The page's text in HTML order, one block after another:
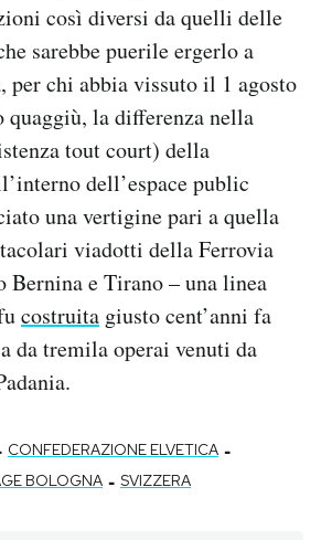
così diversi da quelli delle
sarebbe puerile ergerlo a
per chi abbia vissuto il 1 agosto
quaggiù, la differenza nella
tout court) della
dell’espace public
una vertigine pari a quella
viadotti della Ferrovia
Bernina e Tirano – una linea
costruita giusto cent’anni fa
da tremila operai venuti da
CONFEDERAZIONE ELVETICA -
BOLOGNA - SVIZZERA